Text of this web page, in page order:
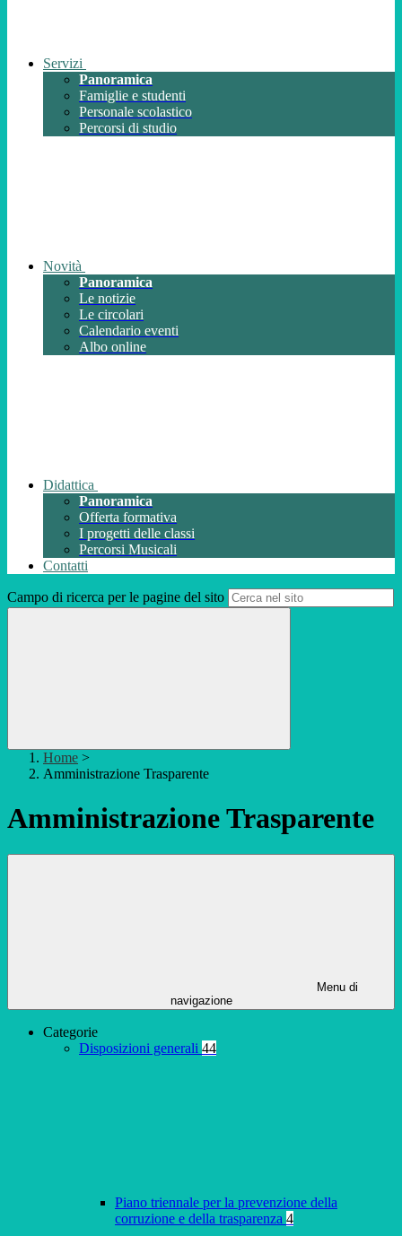
Servizi
Panoramica
Famiglie e studenti
Personale scolastico
Percorsi di studio
Novità
Panoramica
Le notizie
Le circolari
Calendario eventi
Albo online
Didattica
Panoramica
Offerta formativa
I progetti delle classi
Percorsi Musicali
Contatti
Campo di ricerca per le pagine del sito
Home >
Amministrazione Trasparente
Amministrazione Trasparente
Menu di
navigazione
Categorie
Disposizioni generali 44
Piano triennale per la prevenzione della
corruzione e della trasparenza 4